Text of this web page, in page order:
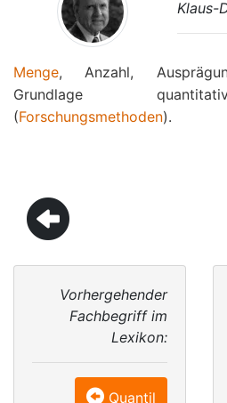
Klaus-
Menge, Anzahl,
Grundlage
(Forschungsmethoden).
Vorhergehender
Fachbegriff im
Lexikon:
Quantil